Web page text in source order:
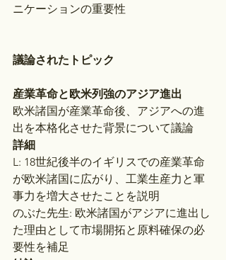
ニケーションの重要性
議論されたトピック
産業革命と欧米列強のアジア進出
欧米諸国が産業革命後、アジアへの進
出を本格化させた背景について議論
詳細
L: 18世紀後半のイギリスでの産業革命
が欧米諸国に広がり、工業生産力と軍
事力を増大させたことを説明
のぶた先生: 欧米諸国がアジアに進出し
た理由として市場開拓と原料確保の必
要性を補足